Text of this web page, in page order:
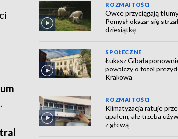
ROZMAITOŚCI
Owce przyciągają
Pomysł okazał się
dziesiątkę
SPOŁECZNE
Łukasz Gibała
powalczy o fotel
Krakowa
ROZMAITOŚCI
Klimatyzacja ratuje
upałem, ale trzeba
z głową